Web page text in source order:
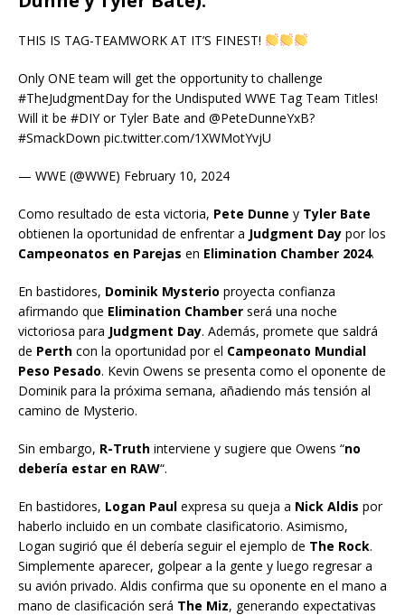
THIS IS TAG-TEAMWORK AT IT’S FINEST!
Only ONE team will get the opportunity to challenge
#TheJudgmentDay for the Undisputed WWE Tag Team Titles!
Will it be #DIY or Tyler Bate and @PeteDunneYxB?
#SmackDown pic.twitter.com/1XWMotYvjU
— WWE (@WWE) February 10, 2024
Como resultado de esta victoria, Pete Dunne y Tyler Bate
obtienen la oportunidad de enfrentar a Judgment Day por los
Campeonatos en Parejas en Elimination Chamber 2024.
En bastidores, Dominik Mysterio proyecta confianza
afirmando que Elimination Chamber será una noche
victoriosa para Judgment Day. Además, promete que saldrá
de Perth con la oportunidad por el Campeonato Mundial
Peso Pesado. Kevin Owens se presenta como el oponente de
Dominik para la próxima semana, añadiendo más tensión al
camino de Mysterio.
Sin embargo, R-Truth interviene y sugiere que Owens “no
debería estar en RAW“.
En bastidores, Logan Paul expresa su queja a Nick Aldis por
haberlo incluido en un combate clasificatorio. Asimismo,
Logan sugirió que él debería seguir el ejemplo de The Rock.
Simplemente aparecer, golpear a la gente y luego regresar a
su avión privado. Aldis confirma que su oponente en el mano a
mano de clasificación será The Miz, generando expectativas